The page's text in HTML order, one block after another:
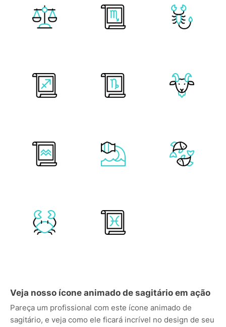
Veja nosso ícone animado de sagitário em ação
Pareça um profissional com este ícone animado de
sagitário, e veja como ele ficará incrível no design de seu